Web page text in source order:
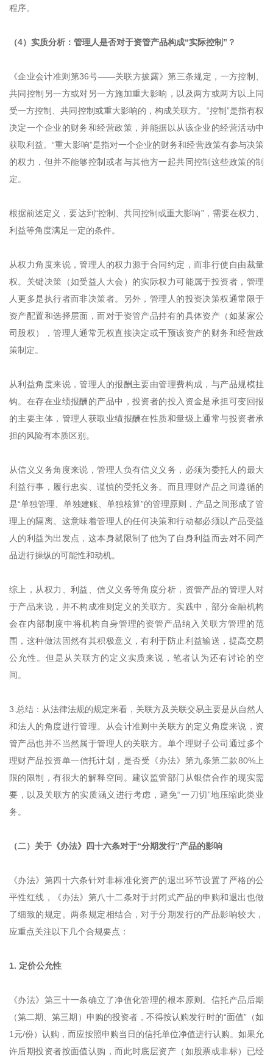
程序。
（4）实质分析：管理人是否对于资管产品构成“实际控制”？
《企业会计准则第36号——关联方披露》第三条规定，一方控制、
共同控制另一方或对另一方施加重大影响，以及两方或两方以上同
受一方控制、共同控制或重大影响的，构成关联方。“控制”是指有权
决定一个企业的财务和经营政策，并能据以从该企业的经营活动中
获取利益。“重大影响”是指对一个企业的财务和经营政策有参与决策
的权力，但并不能够控制或者与其他方一起共同控制这些政策的制
定。
根据前述定义，要达到“控制、共同控制或重大影响”，需要在权力、
利益等角度满足一定的条件。
从权力角度来说，管理人的权力源于合同约定，而非行使自由裁量
权。关键决策（如受益人大会）的实际权力可能属于投资者，管理
人更多是执行者而非决策者。另外，管理人的投资决策权通常限于
资产配置和选择层面，而对于资管产品持有的具体资产（如某家公
司股权），管理人通常无权直接决定或干预该资产的财务和经营政
策制定。
从利益角度来说，管理人的报酬主要由管理费构成，与产品规模挂
钩。在存在业绩报酬的产品中，投资者的投入资金是承担可变回报
的主要主体，管理人获取业绩报酬在性质和量级上通常与投资者承
担的风险有本质区别。
从信义义务角度来说，管理人负有信义义务，必须为委托人的最大
利益行事，履行忠实、谨慎的受托义务。而且理财产品之间遵循的
是“单独管理、单独建账、单独核算”的管理原则，产品之间形成了管
理上的隔离。这意味着管理人的任何决策和行动都必须以产品受益
人的利益为出发点，这本身就限制了他为了自身利益而去对不同产
品进行操纵的可能性和动机。
综上，从权力、利益、信义义务等角度分析，资管产品的管理人对
于产品来说，并不构成准则定义的关联方。实践中，部分金融机构
会在内部制度中将机构自身管理的资管产品纳入关联方管理的范
围，这种做法固然有其积极意义，有利于防止利益输送，提高交易
公允性。但是从关联方的定义实质来说，笔者认为还有讨论的空
间。
3.总结：从法律法规的规定来看，关联方及关联交易主要是从自然人
和法人的角度进行管理。从会计准则中关联方的定义角度来说，资
管产品也并不当然属于管理人的关联方。单个理财子公司通过多个
理财产品投资单一信托计划，是否受《办法》第九条第二款80%上
限的限制，有很大的解释空间。建议监管部门从银信合作的现实需
要，以及关联方的实质涵义进行考虑，避免“一刀切”地压缩此类业
务。
（二）关于《办法》四十六条对于“分期发行”产品的影响
《办法》第四十六条针对非标准化资产的退出环节设置了严格的公
平性红线，《办法》第八十二条对于封闭式产品的申购和退出也做
了细致的规定。两条规定相结合，对于分期发行的产品影响较大，
应重点关注以下几个合规要点：
1. 定价公允性
《办法》第三十一条确立了净值化管理的根本原则。信托产品后期
（第二期、第三期）申购的投资者，不得按认购发行时的“面值”（如
1元/份）认购，而应按照申购当日的信托单位净值进行认购。如果允
许后期投资者按面值认购，而此时底层资产（如股票或非标）已经